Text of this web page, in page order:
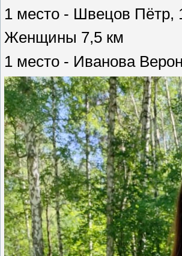
1 место - Швецов Пётр,
Женщины 7,5 км
1 место - Иванова